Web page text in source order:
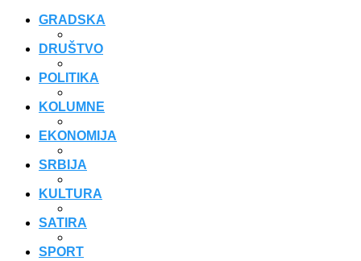
GRADSKA
DRUŠTVO
POLITIKA
KOLUMNE
EKONOMIJA
SRBIJA
KULTURA
SATIRA
SPORT